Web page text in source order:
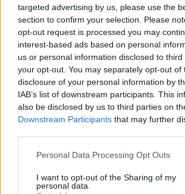
targeted advertising by us, please use the
section to confirm your selection. Please
opt-out request is processed you may
interest-based ads based on personal
us or personal information disclosed to
your opt-out. You may separately opt-out of
disclosure of your personal information by
IAB’s list of downstream participants. This
also be disclosed by us to third parties on
Downstream Participants that may further
Personal Data Processing Opt Outs
I want to opt-out of the Sharing of my
personal data.
Mit dem Ende neuer Disc-Versionen dürfte sich
kommenden Jahren weiter beschleunigen.
Quelle:
PlayStationInfo
TAGS PlayStation
Vorheriger Artikel